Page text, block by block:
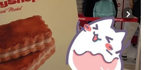
Next slide